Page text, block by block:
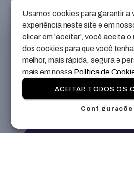
InformaçõesGerais
Não há descrição para o evento
Precisa de
no botão abaixo e fale com
Usamos cookies para garantir a
experiência neste site e em
clicar em 'aceitar', você aceita o
dos cookies para que você
melhor, mais rápida, segura e
mais em nossa Política de
ACEITAR TODOS OS